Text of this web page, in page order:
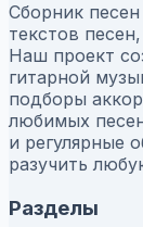
Сборник
текстов
Наш проект
гитарной
подборы
любимых
и регулярные
разучить
Разделы